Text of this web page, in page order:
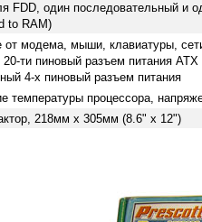
FDD, один последовательный и
to RAM)
от модема, мыши, клавиатуры,
ти пиновый разъем питания ATX
4-х пиновый разъем питания
температуры процессора,
218мм x 305мм (8.6" x 12")